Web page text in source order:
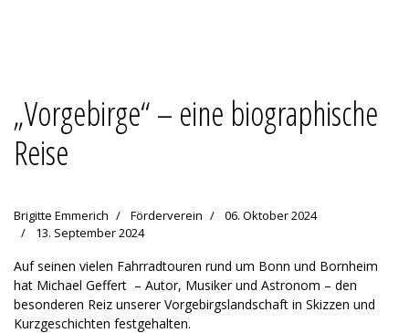
„Vorgebirge“ – eine biographische
Reise
Brigitte Emmerich Förderverein
06. Oktober 2024
13. September 2024
Auf seinen vielen Fahrradtouren rund um Bonn und Bornheim
hat Michael Geffert – Autor, Musiker und Astronom – den
besonderen Reiz unserer Vorgebirgslandschaft in Skizzen und
Kurzgeschichten festgehalten.